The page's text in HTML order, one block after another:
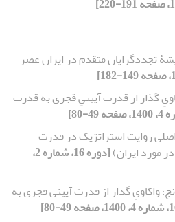
تجددگرایان متقدم در ایرانِ عصر
گذار از قدرت آیینیِ قجری به قدرت
روایت استراتژیک در قدرت
مورد ایران)
[دوره 16، شماره 2،
واکاویِ گذار از قدرت آیینیِ قجری به